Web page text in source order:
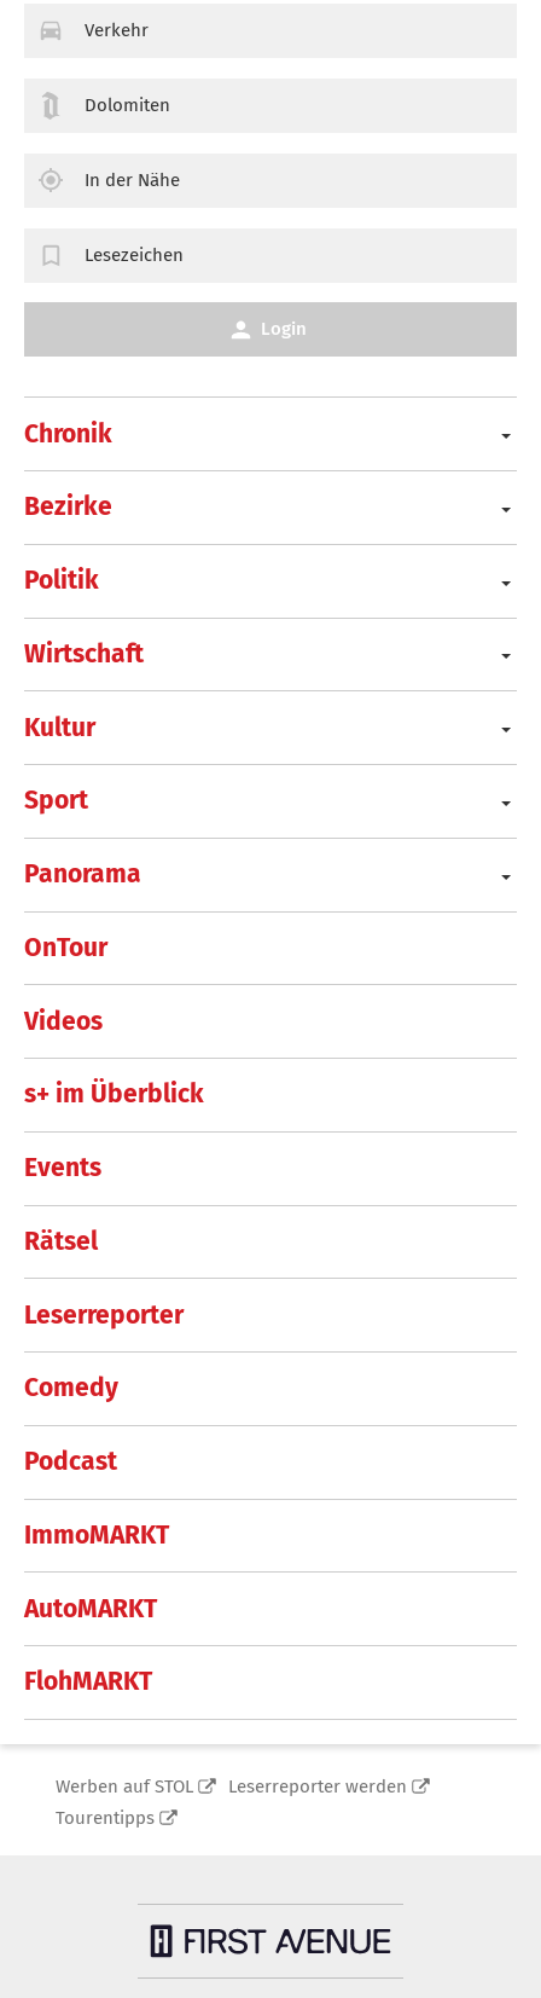
Chronik
Bezirke
Politik
Wirtschaft
Kultur
Sport
Panorama
OnTour
Videos
s+ im Überblick
Events
Rätsel
Leserreporter
Comedy
Podcast
ImmoMARKT
AutoMARKT
FlohMARKT
Verkehr
Dolomiten
In der Nähe
Lesezeichen
Login
Werben auf STOL
Leserreporter werden
Tourentipps